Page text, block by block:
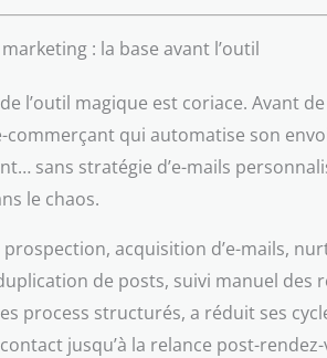
: la base avant l’outil
l’outil magique est coriace. Avant
commerçant qui automatise son
sans stratégie d’e-mails
le chaos.
acquisition d’e-mails,
de posts, suivi manuel
process structurés, a réduit ses
jusqu’à la relance post-